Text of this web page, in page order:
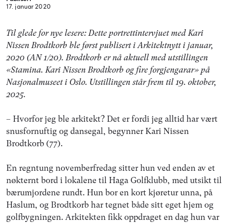
17. januar 2020
Til glede for nye lesere: Dette portrettintervjuet med Kari
Nissen Brodtkorb ble først publisert i Arkitektnytt i januar,
2020 (AN 1/20). Brodtkorb er nå aktuell med utstillingen
«Stamina. Kari Nissen Brodtkorb og fire forgjengarar» på
Nasjonalmuseet i Oslo. Utstillingen står frem til 19. oktober,
2025.
– Hvorfor jeg ble arkitekt? Det er fordi jeg alltid har vært
snusfornuftig og dansegal, begynner Kari Nissen
Brodtkorb (77).
En regntung novemberfredag sitter hun ved enden av et
nøkternt bord i lokalene til Haga Golfklubb, med utsikt til
bærumjordene rundt. Hun bor en kort kjøretur unna, på
Haslum, og Brodtkorb har tegnet både sitt eget hjem og
golfbygningen. Arkitekten fikk oppdraget en dag hun var